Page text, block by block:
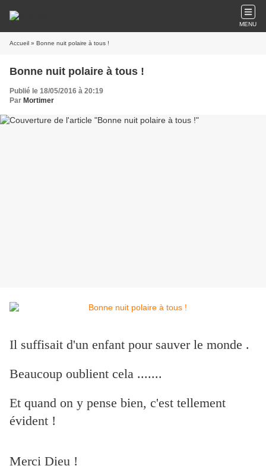
MENU
Accueil » Bonne nuit polaire à tous !
Bonne nuit polaire à tous !
Publié le 18/05/2016 à 20:19
Par Mortimer
Il suffisait d'un enfant pour sauver le monde .
Beaucoup oublient cela .......
Et quand on y pense bien, c'est tellement
évident !
Merci Dieu !